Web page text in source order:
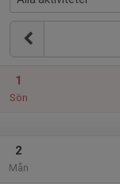
1
Sön
2
Mån